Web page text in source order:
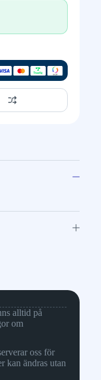
alltid på
om
oss för
kan ändras utan